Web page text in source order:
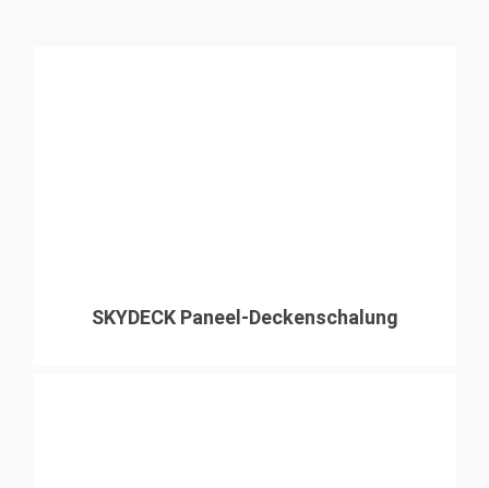
SKYDECK Paneel-Deckenschalung